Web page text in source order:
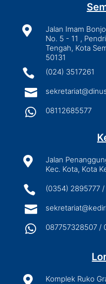

Jalan Imam
No. 5 - 11 ,
Tengah, Kota
50131
 (024) 3517261

 08112685577

Jalan
Kec. Kota, Kota
 (0354) 2895777

 087757328507 /

Komplek Ruko